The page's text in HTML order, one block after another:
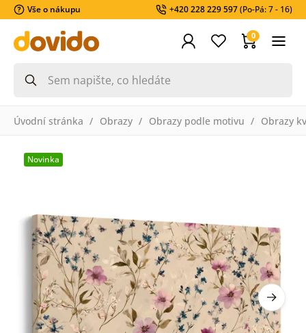
Vše o nákupu +420 228 229 597(Po-Pá: 7 - 16)
0
Úvodní stránka Obrazy Obrazy podle motivu Obrazy
Novinka